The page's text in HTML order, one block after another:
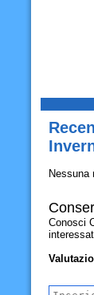
Nessuna
Conosci